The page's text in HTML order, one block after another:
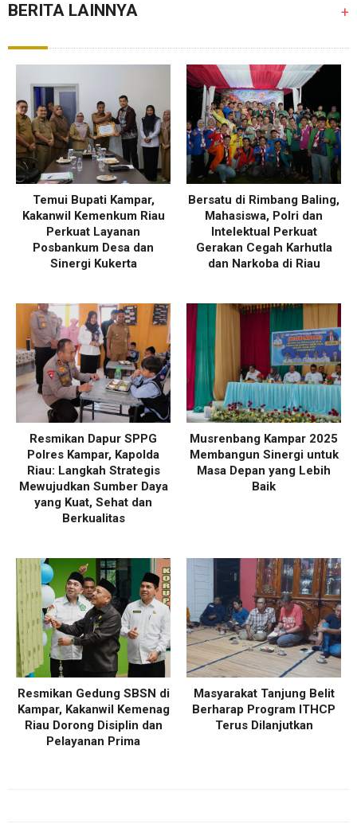
BERITA LAINNYA +
Temui Bupati Kampar,
Kakanwil Kemenkum Riau
Perkuat Layanan
Posbankum Desa dan
Sinergi Kukerta
Bersatu di Rimbang Baling,
Mahasiswa, Polri dan
Intelektual Perkuat
Gerakan Cegah Karhutla
dan Narkoba di Riau
Resmikan Dapur SPPG
Polres Kampar, Kapolda
Riau: Langkah Strategis
Mewujudkan Sumber Daya
yang Kuat, Sehat dan
Berkualitas
Musrenbang Kampar 2025
Membangun Sinergi untuk
Masa Depan yang Lebih
Baik
Resmikan Gedung SBSN di
Kampar, Kakanwil Kemenag
Riau Dorong Disiplin dan
Pelayanan Prima
Masyarakat Tanjung Belit
Berharap Program ITHCP
Terus Dilanjutkan